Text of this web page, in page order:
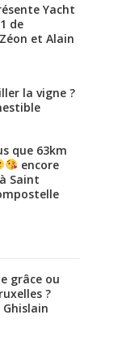
Yacht
de
et Alain
la vigne ?
que 63km
encore
Saint
grâce ou
?
Ghislain